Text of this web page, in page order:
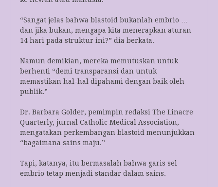
“Sangat jelas bahwa blastoid bukanlah embrio …
dan jika bukan, mengapa kita menerapkan aturan
14 hari pada struktur ini?” dia berkata.
Namun demikian, mereka memutuskan untuk
berhenti “demi transparansi dan untuk
memastikan hal-hal dipahami dengan baik oleh
publik.”
Dr. Barbara Golder, pemimpin redaksi The Linacre
Quarterly, jurnal Catholic Medical Association,
mengatakan perkembangan blastoid menunjukkan
“bagaimana sains maju.”
Tapi, katanya, itu bermasalah bahwa garis sel
embrio tetap menjadi standar dalam sains.